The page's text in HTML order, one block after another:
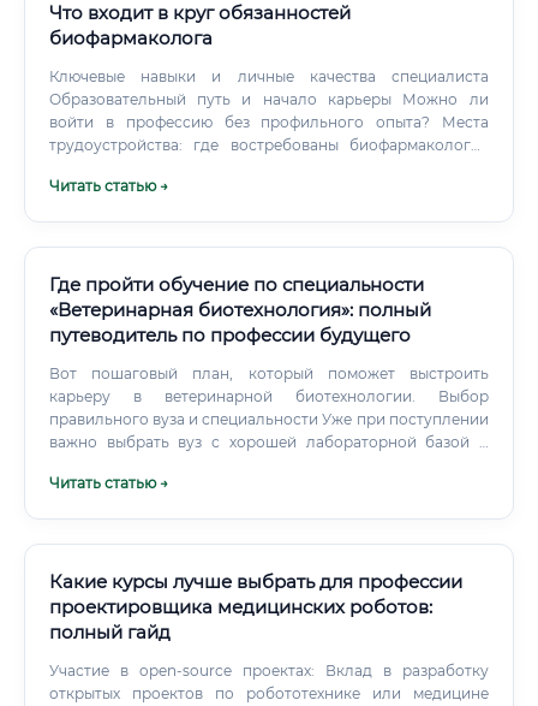
здесь работает плохо. Намного эффективнее —
нетворкинг на профильных конференциях, участие в
Что входит в круг обязанностей
биофармаколога
Ключевые навыки и личные качества специалиста
Образовательный путь и начало карьеры Можно ли
войти в профессию без профильного опыта? Места
трудоустройства: где востребованы биофармакологи?
рост и перспективы Востребованность профессии и
биофармакологии Суть профессии биофармаколог: кто
этот специалист?
Читать статью →
Где пройти обучение по специальности
«Ветеринарная биотехнология»: полный
путеводитель по профессии будущего
Вот пошаговый план, который поможет выстроить
карьеру в ветеринарной биотехнологии. Выбор
правильного вуза и специальности Уже при поступлении
важно выбрать вуз с хорошей лабораторной базой и
Читать статью →
Какие курсы лучше выбрать для профессии
проектировщика медицинских роботов:
полный гайд
Участие в open-source проектах: Вклад в разработку
открытых проектов по робототехнике или медицине